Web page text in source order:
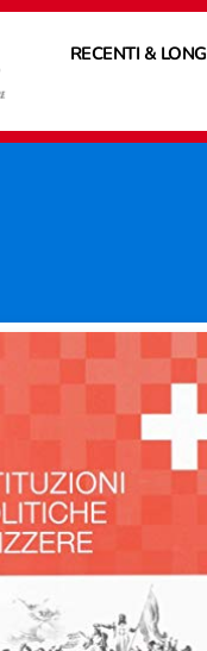
RECENTI &